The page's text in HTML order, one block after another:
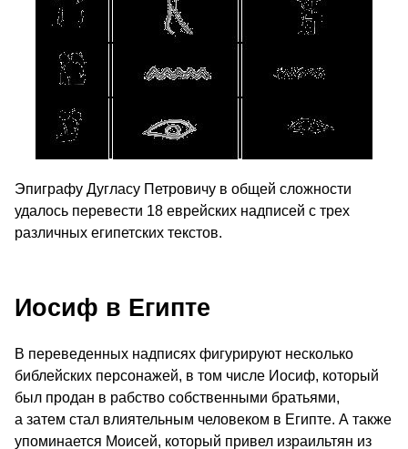
Эпиграфу Дугласу Петровичу в общей сложности
удалось перевести 18 еврейских надписей с трех
различных египетских текстов.
Иосиф в Египте
В переведенных надписях фигурируют несколько
библейских персонажей, в том числе Иосиф, который
был продан в рабство собственными братьями,
а затем стал влиятельным человеком в Египте. А также
упоминается Моисей, который привел израильтян из